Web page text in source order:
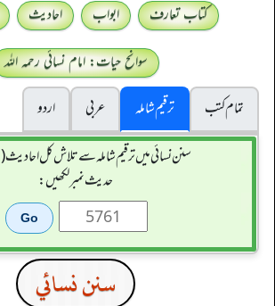
کتاب تعارف ابواب احادیث
سوانح حیات: امام نسائی رحمہ اللہ
تمام کتب
ترقیم شاملہ عربی
اردو
سنن نسائی میں ترقیم شاملہ سے تلاش کل احادیث (5761)
حدیث نمبر لکھیں:
سنن نسائي